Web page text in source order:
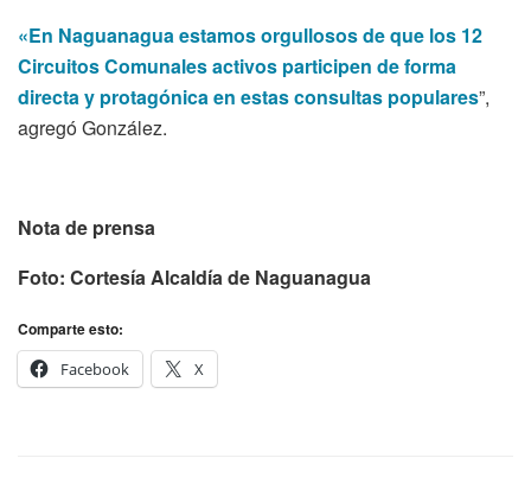
«En Naguanagua estamos orgullosos de que los 12
Circuitos Comunales activos participen de forma
directa y protagónica en estas consultas populares”,
agregó González.
Nota de prensa
Foto: Cortesía Alcaldía de Naguanagua
Comparte esto:
Facebook
X